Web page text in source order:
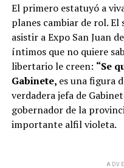
El primero estatuyó a
planes cambiar de rol.
asistir a Expo San Juan
íntimos que no quiere
libertario le creen: “Se
Gabinete, es una figura
verdadera jefa de
gobernador de la
importante alfil violeta.